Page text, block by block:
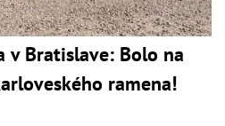
v Bratislave: Bolo na
ramena!